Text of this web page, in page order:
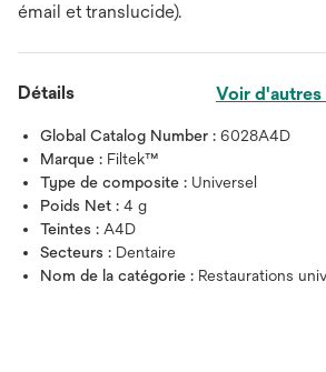
émail et translucide).
Détails Voir
Global Catalog Number : 6028A4D
Marque : Filtek™
Type de composite : Universel
Poids Net : 4 g
Teintes : A4D
Secteurs : Dentaire
Nom de la catégorie : Restaurations